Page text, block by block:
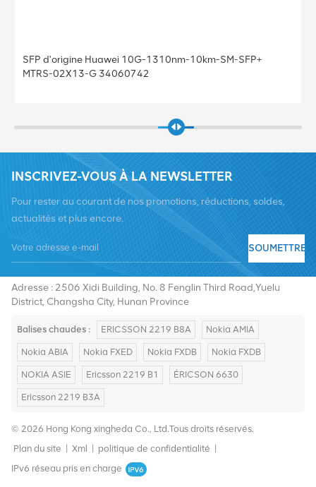
SFP d'origine Huawei 10G-1310nm-10km-SM-SFP+
MTRS-02X13-G 34060742
INSCRIVEZ-VOUS À LA NEWSLETTER
Pour rester au courant de nos promotions, réductions, soldes,
actualités et plus encore.
SOUMETTRE
Tél :+8619376997331
Adresse : 2506 Xidi Building, No. 8 Fenglin Third Road,Yuelu
District, Changsha City, Hunan Province
Balises chaudes : ERICSSON 2219 B8A Nokia AMIA
Nokia ABIA Nokia FXED Nokia FXDB Nokia FXDB
NOKIA ASIE Ericsson 2219 B1 ÉRICSON 6630
Ericsson 2219 B3A
© 2026 Hong Kong xingheda Co., Ltd.Tous droits réservés.
Plan du site
Xml politique de confidentialité
IPv6 réseau pris en charge